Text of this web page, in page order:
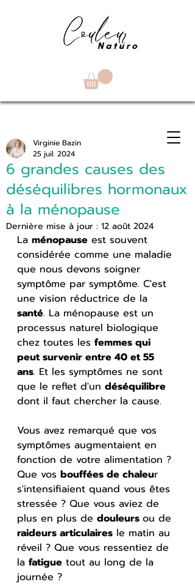
6 grandes causes des
déséquilibres hormonaux
à la ménopause
Virginie Bazin
25 juil. 2024
Dernière mise à jour : 12 août 2024
La ménopause est souvent
considérée comme une maladie
que nous devons soigner
symptôme par symptôme. C'est
une vision réductrice de la
santé. La ménopause est un
processus naturel biologique
chez toutes les femmes qui
peut survenir entre 40 et 55
ans. Et les symptômes ne sont
que le reflet d'un déséquilibre
dont il faut chercher la cause.
Vous avez remarqué que vos
symptômes augmentaient en
fonction de votre alimentation ?
Que vos bouffées de chaleur
s'intensifiaient quand vous êtes
stressée ? Que vous aviez de
plus en plus de douleurs ou de
raideurs articulaires le matin au
réveil ? Que vous ressentiez de
la fatigue tout au long de la
journée ?